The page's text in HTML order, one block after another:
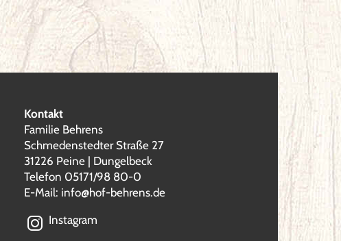
Kontakt
Familie Behrens
Schmedenstedter Straße 27
31226 Peine | Dungelbeck
Telefon 05171/98 80-0
E-Mail: info@hof-behrens.de
Instagram